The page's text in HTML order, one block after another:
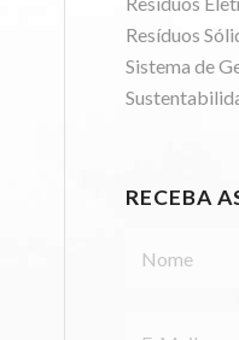
Resíduos
Sistema de
RECEBA